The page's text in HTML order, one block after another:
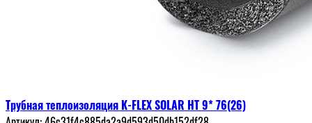
Трубная теплоизоляция K-FLEX SOLAR HT 9* 76(26)